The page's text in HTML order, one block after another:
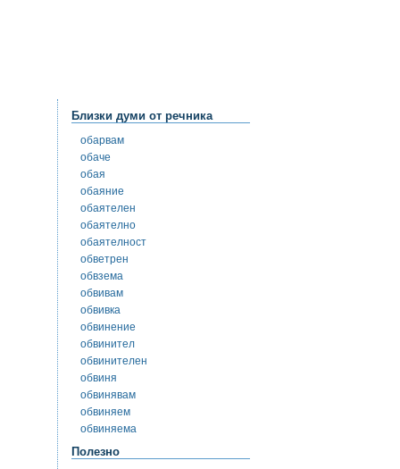
Близки думи от речника
обарвам
обаче
обая
обаяние
обаятелен
обаятелно
обаятелност
обветрен
обвзема
обвивам
обвивка
обвинение
обвинител
обвинителен
обвиня
обвинявам
обвиняем
обвиняема
Полезно